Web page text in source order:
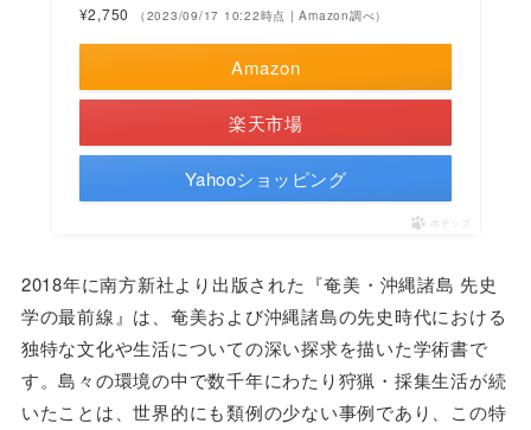
¥2,750
（2023/09/17 10:22時点 | Amazon調べ）
Amazon
楽天市場
Yahooショッピング
ポチップ
2018年に南方新社より出版された『奄美・沖縄諸島 先史
学の最前線』は、奄美および沖縄諸島の先史時代における
独特な文化や生活についての深い探求を描いた学術書で
す。島々の環境の中で数千年にわたり狩猟・採集生活が続
いたことは、世界的にも類例の少ない事例であり、この特